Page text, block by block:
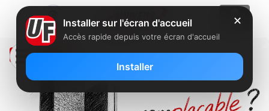
À LA UNE
✕
Installer sur l'écran d'accueil
Accès rapide depuis votre écran d'accueil
Installer